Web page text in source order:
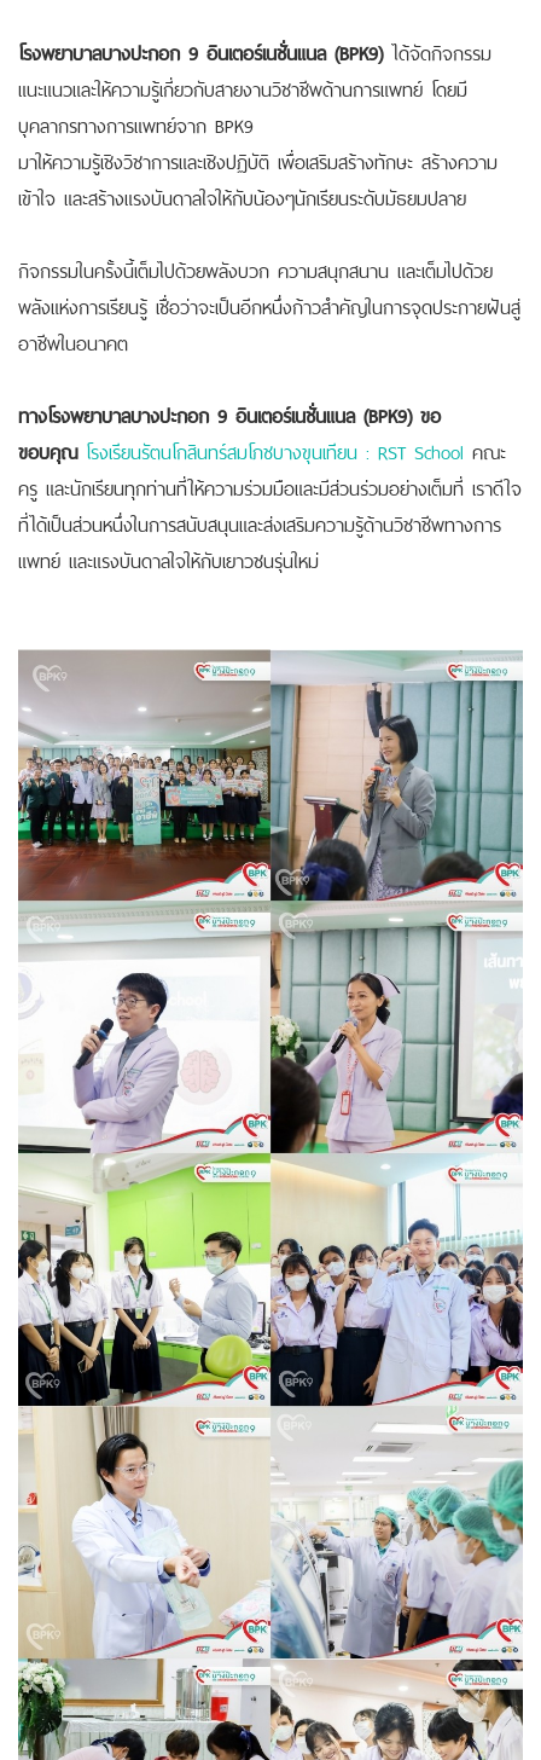
โรงพยาบาลบางปะกอก 9 อินเตอร์เนชั่นแนล (BPK9)ได้จัดกิจกรรม
แนะแนวและให้ความรู้เกี่ยวกับสายงานวิชาชีพด้านการแพทย์ โดยมี
บุคลากรทางการแพทย์จาก BPK9
มาให้ความรู้เชิงวิชาการและเชิงปฏิบัติ เพื่อเสริมสร้างทักษะ สร้างความ
เข้าใจ และสร้างแรงบันดาลใจให้กับน้องๆนักเรียนระดับมัธยมปลาย
กิจกรรมในครั้งนี้เต็มไปด้วยพลังบวก ความสนุกสนาน และเต็มไปด้วย
พลังแห่งการเรียนรู้ เชื่อว่าจะเป็นอีกหนึ่งก้าวสำคัญในการจุดประกายฝันสู่
อาชีพในอนาคต
ทางโรงพยาบาลบางปะกอก 9 อินเตอร์เนชั่นแนล (BPK9) ขอ
ขอบคุณ โรงเรียนรัตนโกสินทร์สมโภชบางขุนเทียน : RST School คณะ
ครู และนักเรียนทุกท่านที่ให้ความร่วมมือและมีส่วนร่วมอย่างเต็มที่ เราดีใจ
ที่ได้เป็นส่วนหนึ่งในการสนับสนุนและส่งเสริมความรู้ด้านวิชาชีพทางการ
แพทย์ และแรงบันดาลใจให้กับเยาวชนรุ่นใหม่